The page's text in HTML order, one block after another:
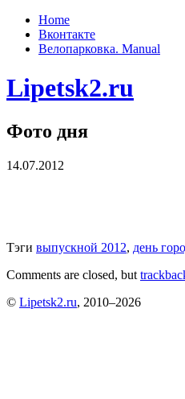
Home
Вконтакте
Велопарковка. Manual
Lipetsk2.ru
Фото дня
14.07.2012
Тэги выпускной 2012, день
Comments are closed, but
© Lipetsk2.ru, 2010–2026